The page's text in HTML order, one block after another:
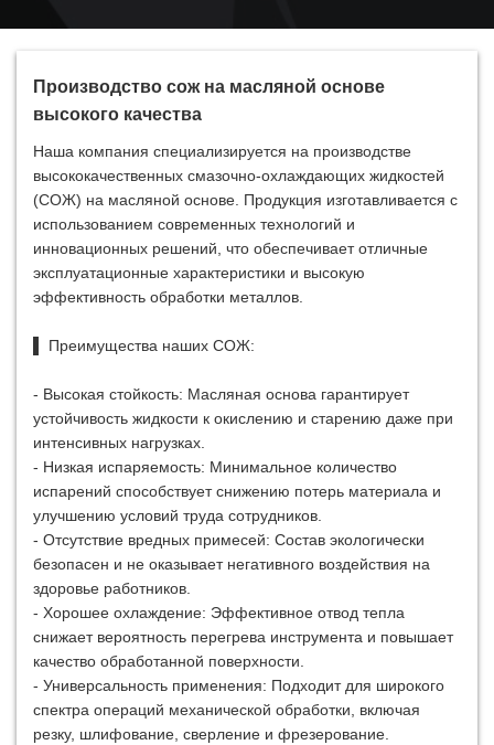
Производство сож на масляной основе
высокого качества
Наша компания специализируется на производстве
высококачественных смазочно-охлаждающих жидкостей
(СОЖ) на масляной основе. Продукция изготавливается с
использованием современных технологий и
инновационных решений, что обеспечивает отличные
эксплуатационные характеристики и высокую
эффективность обработки металлов.
▌ Преимущества наших СОЖ:
- Высокая стойкость: Масляная основа гарантирует
устойчивость жидкости к окислению и старению даже при
интенсивных нагрузках.
- Низкая испаряемость: Минимальное количество
испарений способствует снижению потерь материала и
улучшению условий труда сотрудников.
- Отсутствие вредных примесей: Состав экологически
безопасен и не оказывает негативного воздействия на
здоровье работников.
- Хорошее охлаждение: Эффективное отвод тепла
снижает вероятность перегрева инструмента и повышает
качество обработанной поверхности.
- Универсальность применения: Подходит для широкого
спектра операций механической обработки, включая
резку, шлифование, сверление и фрезерование.